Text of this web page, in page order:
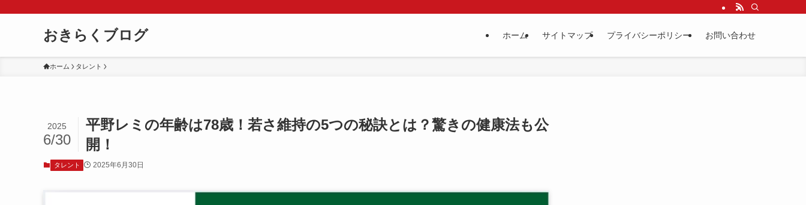
おきらくブログ ホーム サイトマップ プライバシーポリシー お問い合わせ
ホーム タレント
平野レミの年齢は78歳！若さ維持の5つの秘訣とは？驚きの健康法も公
開！
2025
6/30
タレント 2025年6月30日